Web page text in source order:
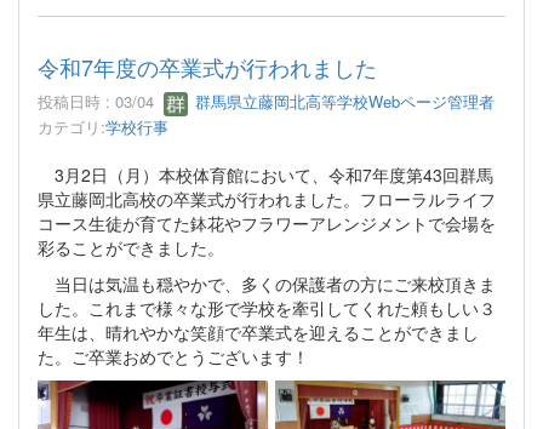
令和7年度の卒業式が行われました
投稿日時 : 03/04
群馬県立藤岡北高等学校Webページ管理者
カテゴリ:学校行事
3月2日（月）本校体育館において、令和7年度第43回群馬
県立藤岡北高校の卒業式が行われました。フローラルライフ
コース生徒が育てた鉢花やフラワーアレンジメントで会場を
彩ることができました。
当日は気温も穏やかで、多くの保護者の方にご来校頂きま
した。これまで様々な形で学校を牽引してくれた頼もしい３
年生は、晴れやかな笑顔で卒業式を迎えることができまし
た。ご卒業おめでとうございます！